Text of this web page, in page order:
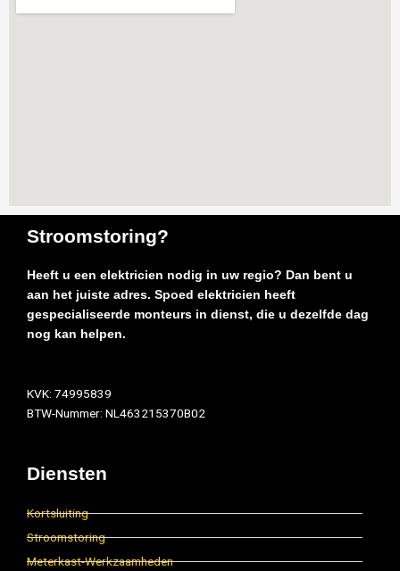
Stroomstoring?
Heeft u een elektricien nodig in uw regio? Dan bent u
aan het juiste adres. Spoed elektricien heeft
gespecialiseerde monteurs in dienst, die u dezelfde dag
nog kan helpen.
KVK: 74995839
BTW-Nummer: NL463215370B02
Diensten
Kortsluiting
Stroomstoring
Meterkast-Werkzaamheden